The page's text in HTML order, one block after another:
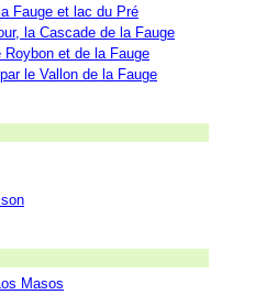
Fauge et lac du Pré
la Cascade de la Fauge
et de la Fauge
le Vallon de la Fauge
Masos